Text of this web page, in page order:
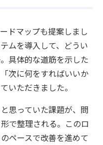
ドマップも提案しまし
ムを導入して、どうい
具体的な道筋を示した
次に何をすればいいか
いただきました。
思っていた課題が、問
で整理される。このロ
ペースで改善を進めて